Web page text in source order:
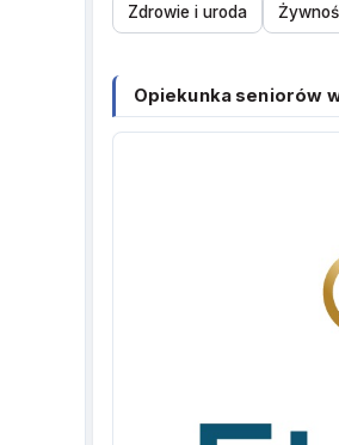
Zdrowie i uroda
Opiekunka